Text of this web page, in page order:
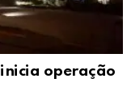
operação